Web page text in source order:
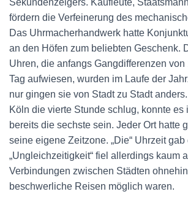
Sekundenzeigers. Kaufleute,
fördern die Verfeinerung des
Das Uhrmacherhandwerk hatte
an den Höfen zum beliebten Geschenk.
Uhren, die anfangs Gangdifferenzen von
Tag aufwiesen, wurden im Laufe der
nur gingen sie von Stadt zu Stadt
Köln die vierte Stunde schlug, konnte es
bereits die sechste sein. Jeder Ort hatte
seine eigene Zeitzone. „Die“ Uhrzeit
„Ungleichzeitigkeit“ fiel allerdings kaum
Verbindungen zwischen Städten
beschwerliche Reisen möglich waren.